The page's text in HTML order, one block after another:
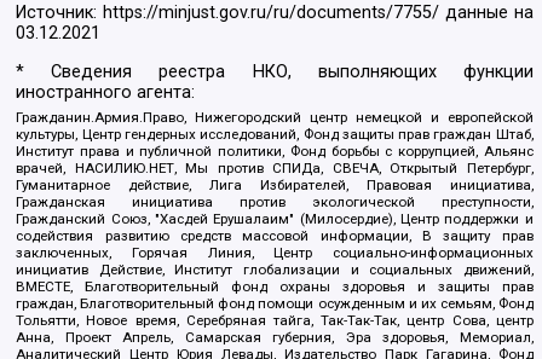
Источник: https://minjust.gov.ru/ru/documents/7755/ данные на
03.12.2021
* Сведения реестра НКО, выполняющих функции
иностранного агента:
Гражданин.Армия.Право, Нижегородский центр немецкой и европейской
культуры, Центр гендерных исследований, Фонд защиты прав граждан Штаб,
Институт права и публичной политики, Фонд борьбы с коррупцией, Альянс
врачей, НАСИЛИЮ.НЕТ, Мы против СПИДа, СВЕЧА, Открытый Петербург,
Гуманитарное действие, Лига Избирателей, Правовая инициатива,
Гражданская инициатива против экологической преступности,
Гражданский Союз, "Хасдей Ерушалаим" (Милосердие), Центр поддержки и
содействия развитию средств массовой информации, В защиту прав
заключенных, Горячая Линия, Центр социально-информационных
инициатив Действие, Институт глобализации и социальных движений,
ВМЕСТЕ, Благотворительный фонд охраны здоровья и защиты прав
граждан, Благотворительный фонд помощи осужденным и их семьям, Фонд
Тольятти, Новое время, Серебряная тайга, Так-Так-Так, центр Сова, центр
Анна, Проект Апрель, Самарская губерния, Эра здоровья, Мемориал,
Аналитический Центр Юрия Левады, Издательство Парк Гагарина, Фонд